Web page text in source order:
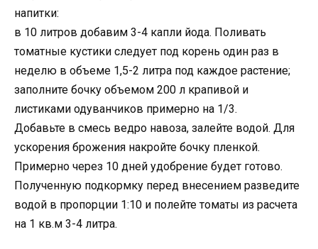
напитки:
в 10 литров добавим 3-4 капли йода. Поливать
томатные кустики следует под корень один раз в
неделю в объеме 1,5-2 литра под каждое растение;
заполните бочку объемом 200 л крапивой и
листиками одуванчиков примерно на 1/3.
Добавьте в смесь ведро навоза, залейте водой. Для
ускорения брожения накройте бочку пленкой.
Примерно через 10 дней удобрение будет готово.
Полученную подкормку перед внесением разведите
водой в пропорции 1:10 и полейте томаты из расчета
на 1 кв.м 3-4 литра.